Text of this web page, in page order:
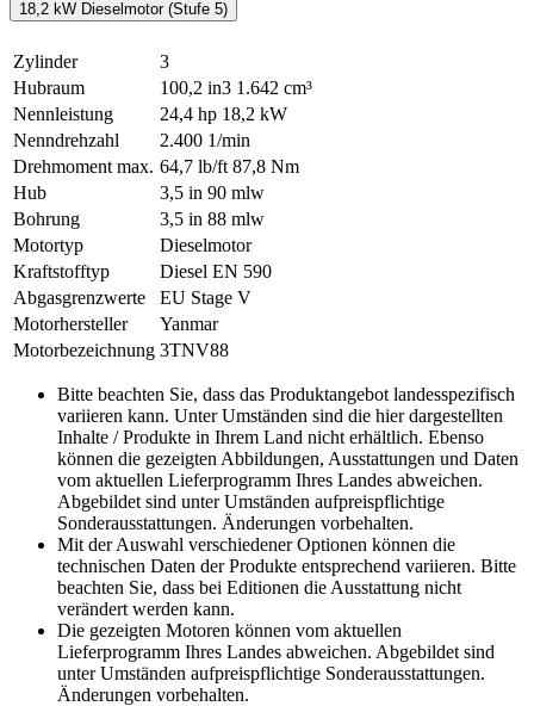
18,2 kW Dieselmotor (Stufe 5)
Zylinder
3
Hubraum
100,2 in3 1.642 cm³
Nennleistung
24,4 hp 18,2 kW
Nenndrehzahl
2.400 1/min
Drehmoment max. 64,7 lb/ft 87,8 Nm
Hub
3,5 in 90 mlw
Bohrung
3,5 in 88 mlw
Motortyp
Dieselmotor
Kraftstofftyp
Diesel EN 590
Abgasgrenzwerte
EU Stage V
Motorhersteller
Yanmar
Motorbezeichnung 3TNV88
Bitte beachten Sie, dass das Produktangebot landesspezifisch
variieren kann. Unter Umständen sind die hier dargestellten
Inhalte / Produkte in Ihrem Land nicht erhältlich. Ebenso
können die gezeigten Abbildungen, Ausstattungen und Daten
vom aktuellen Lieferprogramm Ihres Landes abweichen.
Abgebildet sind unter Umständen aufpreispflichtige
Sonderausstattungen. Änderungen vorbehalten.
Mit der Auswahl verschiedener Optionen können die
technischen Daten der Produkte entsprechend variieren. Bitte
beachten Sie, dass bei Editionen die Ausstattung nicht
verändert werden kann.
Die gezeigten Motoren können vom aktuellen
Lieferprogramm Ihres Landes abweichen. Abgebildet sind
unter Umständen aufpreispflichtige Sonderausstattungen.
Änderungen vorbehalten.